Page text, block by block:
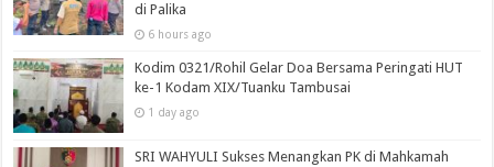
di Palika
6 hours ago
Kodim 0321/Rohil Gelar Doa Bersama Peringati HUT
ke-1 Kodam XIX/Tuanku Tambusai
1 day ago
SRI WAHYULI Sukses Menangkan PK di Mahkamah